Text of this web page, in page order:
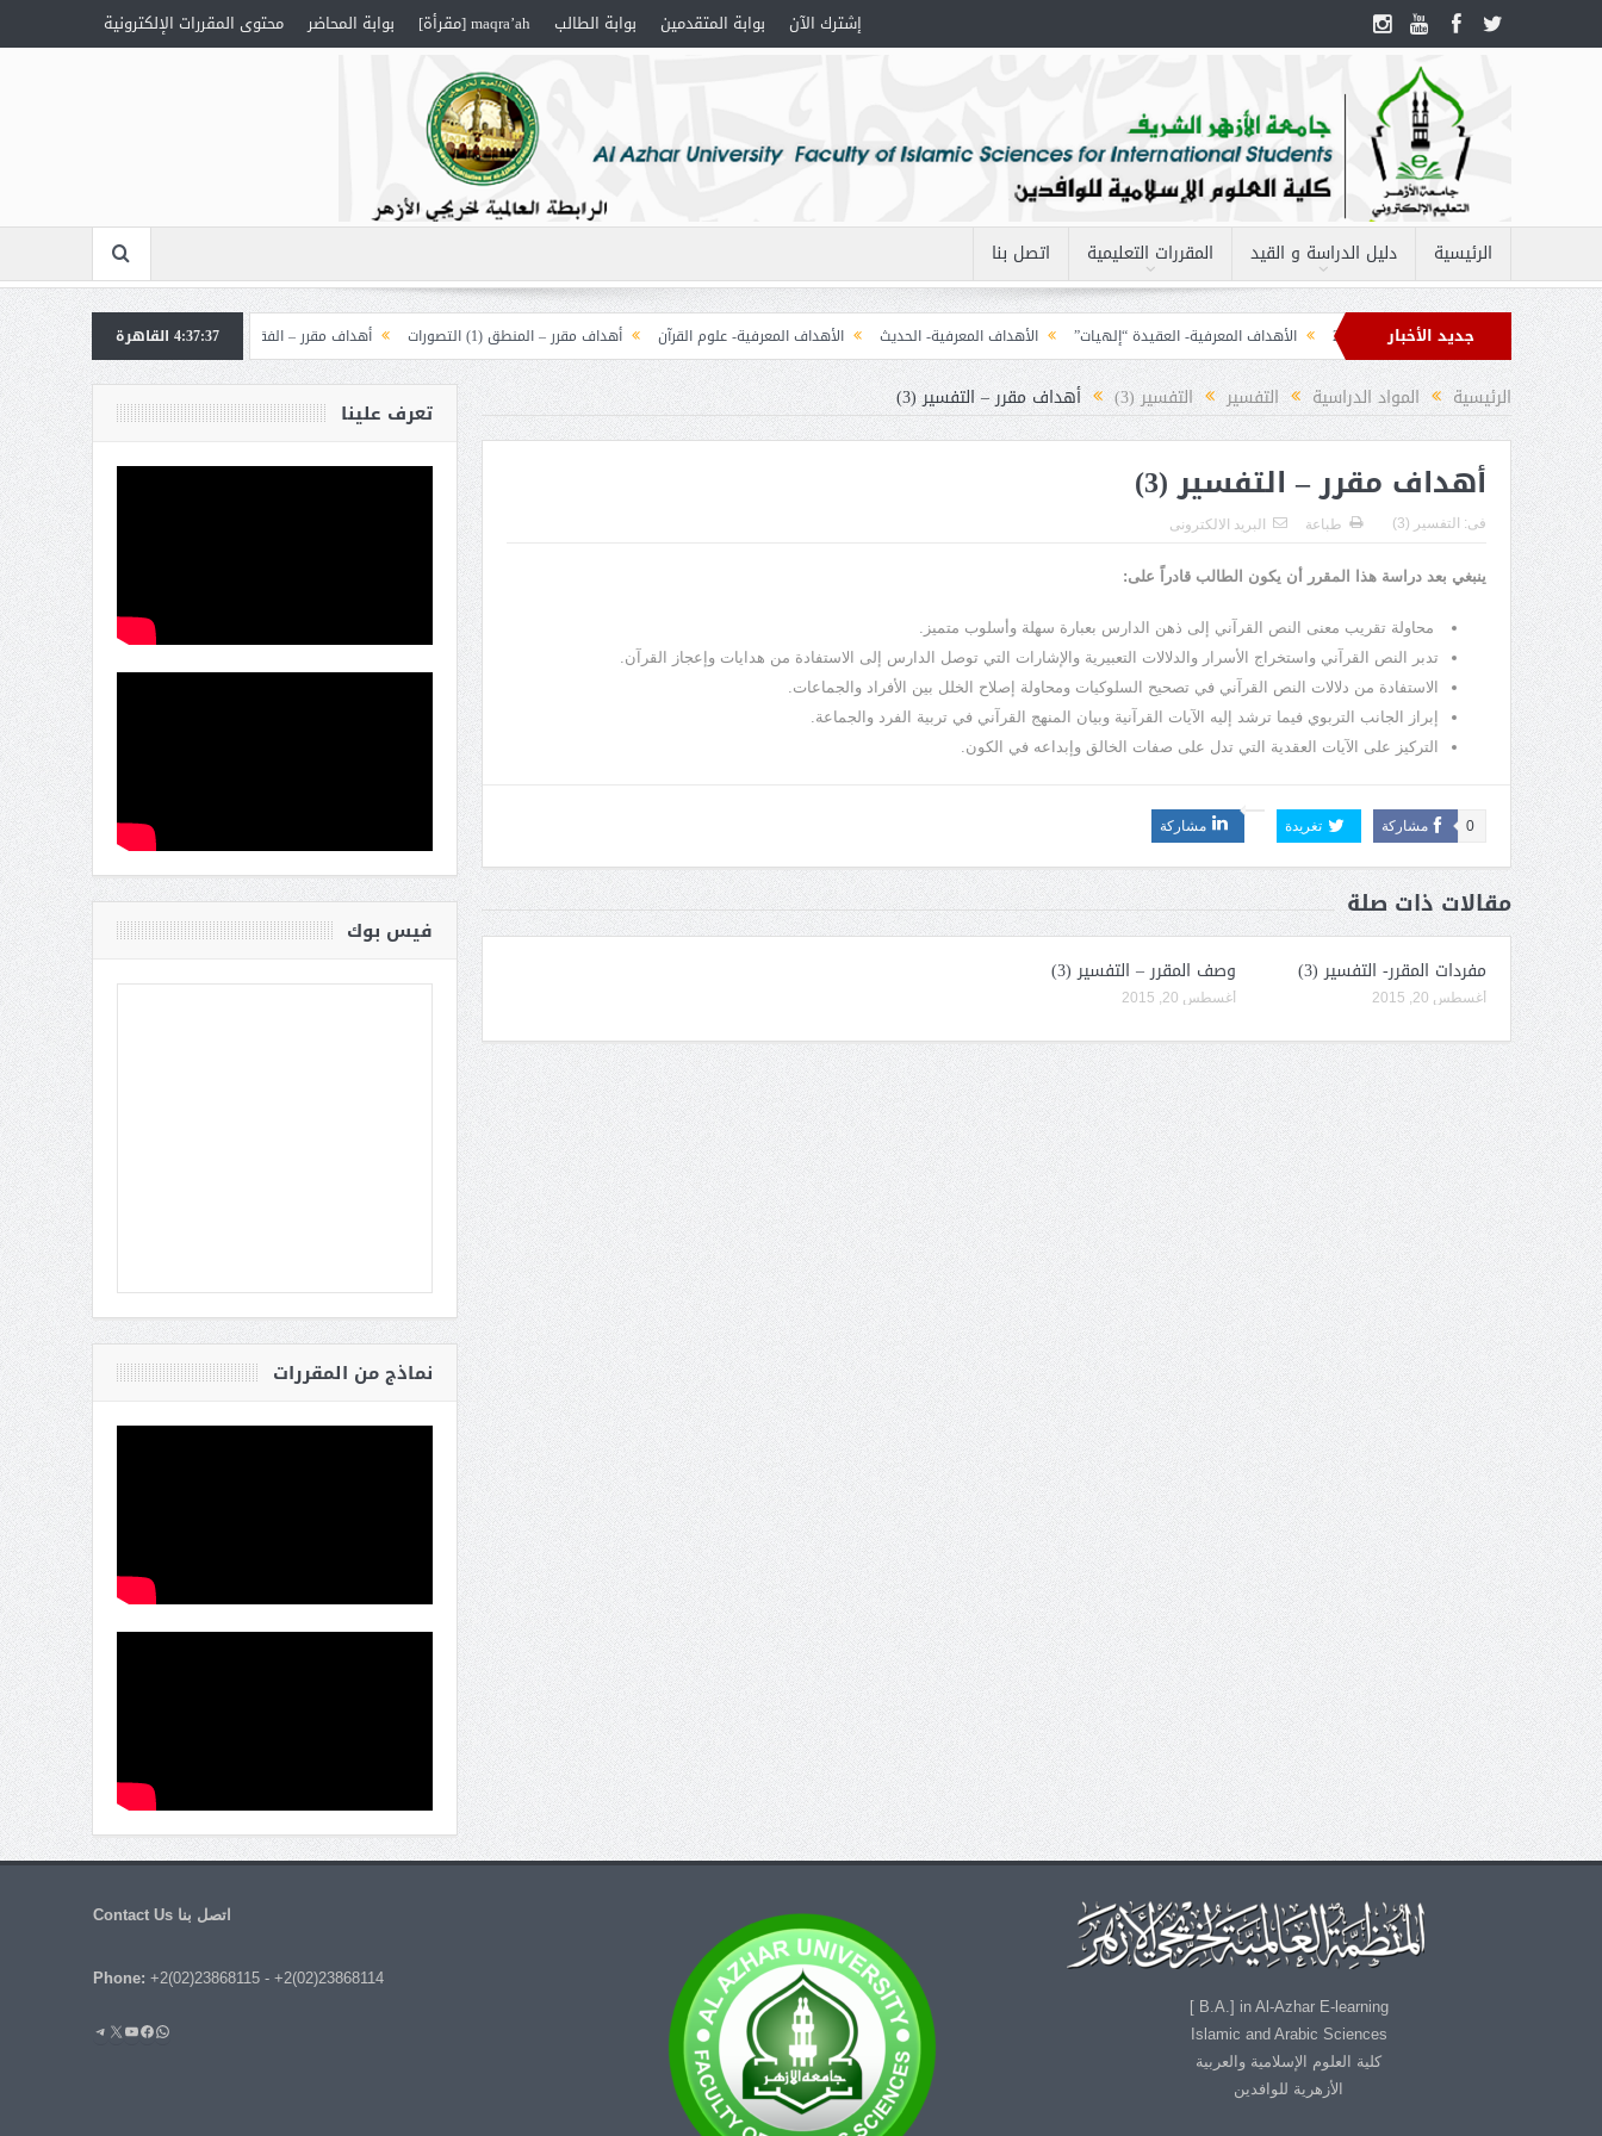
إشترك الآن بوابة المتقدمين بوابة الطالب maqra’ah [مقرأة] بوابة المحاضر محتوى المقررات الإلكترونية
الرئيسية دليل الدراسة و القيد المقررات التعليمية اتصل بنا
جديد الأخبار
مفردات مقرر – الحاسب الآلى 2 الأهداف المعرفية- العقيدة “إلهيات” الأهداف المعرفية- الحديث الأهداف المعرفية- علوم القرآن أهداف مقرر – المنطق (1) التصورات أهداف مقرر – الفقه 1
أهداف مقرر – العقيدة “إلهيات”
2
4:37:38 القاهرة
الرئيسية المواد الدراسية التفسير التفسير (3) أهداف مقرر – التفسير (3)
أهداف مقرر – التفسير (3)
فى: التفسير (3) طباعة البريد الالكترونى
ينبغي بعد دراسة هذا المقرر أن يكون الطالب قادراً على:
محاولة تقريب معنى النص القرآني إلى ذهن الدارس بعبارة سهلة وأسلوب متميز.
تدبر النص القرآني واستخراج الأسرار والدلالات التعبيرية والإشارات التي توصل الدارس إلى الاستفادة من هدايات وإعجاز القرآن.
الاستفادة من دلالات النص القرآني في تصحيح السلوكيات ومحاولة إصلاح الخلل بين الأفراد والجماعات.
إبراز الجانب التربوي فيما ترشد إليه الآيات القرآنية وبيان المنهج القرآني في تربية الفرد والجماعة.
التركيز على الآيات العقدية التي تدل على صفات الخالق وإبداعه في الكون.
مشاركة 0 تغريدة مشاركة
مقالات ذات صلة
مفردات المقرر- التفسير (3)
أغسطس 20, 2015
وصف المقرر – التفسير (3)
أغسطس 20, 2015
تعرف علينا
فيس بوك
نماذج من المقررات
B.A.] in Al-Azhar E-learning ]
Islamic and Arabic Sciences
كلية العلوم الإسلامية والعربية
الأزهرية للوافدين
اتصل بنا Contact Us
Phone: +2(02)23868115- +2(02)23868114
واتساب
فيسبوك
يوتيوب
إكستيليجرام